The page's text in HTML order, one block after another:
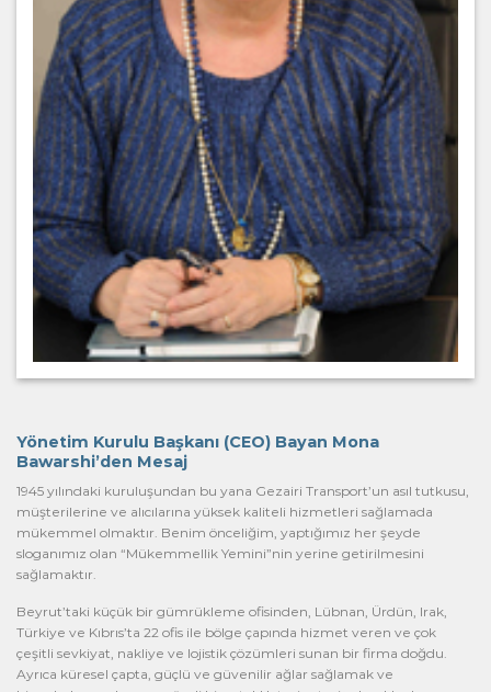
Yönetim Kurulu Başkanı (CEO) Bayan Mona
Bawarshi’den Mesaj
1945 yılındaki kuruluşundan bu yana Gezairi Transport’un asıl tutkusu,
müşterilerine ve alıcılarına yüksek kaliteli hizmetleri sağlamada
mükemmel olmaktır. Benim önceliğim, yaptığımız her şeyde
sloganımız olan “Mükemmellik Yemini”nin yerine getirilmesini
sağlamaktır.
Beyrut’taki küçük bir gümrükleme ofisinden, Lübnan, Ürdün, Irak,
Türkiye ve Kıbrıs’ta 22 ofis ile bölge çapında hizmet veren ve çok
çeşitli sevkiyat, nakliye ve lojistik çözümleri sunan bir firma doğdu.
Ayrıca küresel çapta, güçlü ve güvenilir ağlar sağlamak ve